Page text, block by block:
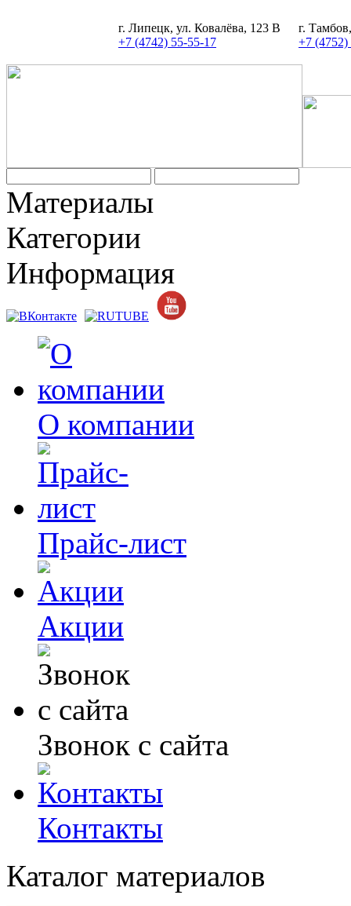
г. Липецк, ул. Ковалёва, 123 В
+7 (4742) 55-55-17
г.
+7 (4752)
Материалы
Категории
Информация
О компании
Прайс-лист
Акции
Звонок с сайта
Контакты
Каталог материалов